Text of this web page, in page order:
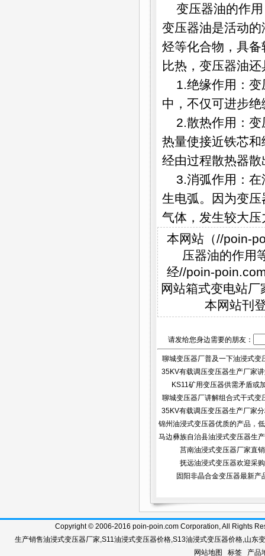
变压器油的作用
变压器油是活动
烃等化合物，具
比热，变压器油
1.绝缘作用：
中，不仅可进步
2.散热作用：
热量使接近铁芯
经由过程散热器
3.消弧作用：
生电弧。因为变
气体，发生较大
本网站（//poin-
压器油的作用
经//poin-
网站箱式变电站
本网站刊
请发给您身边需要的朋友：
聊城变压器厂普及一下油浸式变
安...
35KV有载调压变压器生产厂家
KS11矿用变压器供需矛盾或
聊城变压器厂讲解组合式干式变
好...
35KV有载调压变压器生产厂家
锦州油浸式变压器优质的产品，
马边彝族自治县油浸式变压器生
莒南油浸式变压器厂家直销
抚远油浸式变压器欢迎采购
固阳非晶合金变压器最新产
Copyright © 2006-2016 poin-poin.com Corporation, All Rights
生产销售油浸式变压器厂家,S11油浸式变压器价格,S13油浸式变压器价格,山东
网站地图
标签 产品